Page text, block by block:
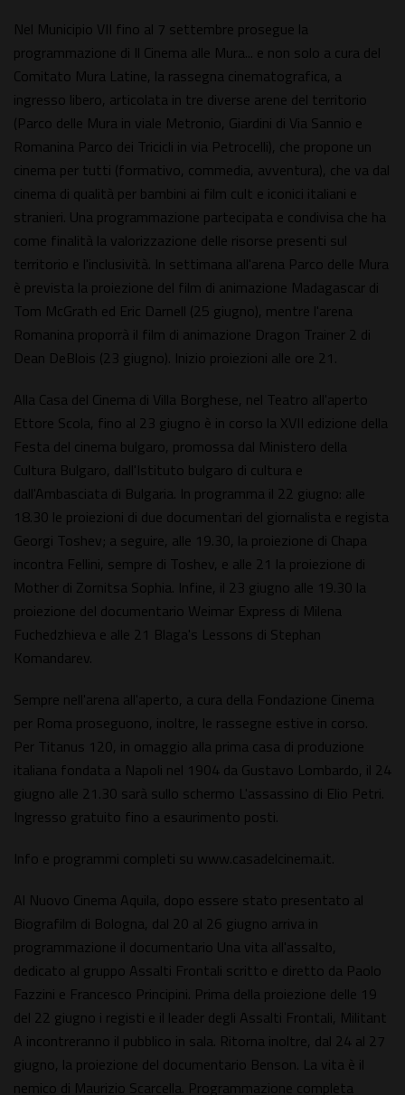
Nel Municipio VII fino al 7 settembre prosegue la
programmazione di Il Cinema alle Mura... e non solo a cura del
Comitato Mura Latine, la rassegna cinematografica, a
ingresso libero, articolata in tre diverse arene del territorio
(Parco delle Mura in viale Metronio, Giardini di Via Sannio e
Romanina Parco dei Tricicli in via Petrocelli), che propone un
cinema per tutti (formativo, commedia, avventura), che va dal
cinema di qualità per bambini ai film cult e iconici italiani e
stranieri. Una programmazione partecipata e condivisa che ha
come finalità la valorizzazione delle risorse presenti sul
territorio e l'inclusività. In settimana all'arena Parco delle Mura
è prevista la proiezione del film di animazione Madagascar di
Tom McGrath ed Eric Darnell (25 giugno), mentre l'arena
Romanina proporrà il film di animazione Dragon Trainer 2 di
Dean DeBlois (23 giugno). Inizio proiezioni alle ore 21.
Alla Casa del Cinema di Villa Borghese, nel Teatro all'aperto
Ettore Scola, fino al 23 giugno è in corso la XVII edizione della
Festa del cinema bulgaro, promossa dal Ministero della
Cultura Bulgaro, dall'Istituto bulgaro di cultura e
dall'Ambasciata di Bulgaria. In programma il 22 giugno: alle
18.30 le proiezioni di due documentari del giornalista e regista
Georgi Toshev; a seguire, alle 19.30, la proiezione di Chapa
incontra Fellini, sempre di Toshev, e alle 21 la proiezione di
Mother di Zornitsa Sophia. Infine, il 23 giugno alle 19.30 la
proiezione del documentario Weimar Express di Milena
Fuchedzhieva e alle 21 Blaga's Lessons di Stephan
Komandarev.
Sempre nell'arena all'aperto, a cura della Fondazione Cinema
per Roma proseguono, inoltre, le rassegne estive in corso.
Per Titanus 120, in omaggio alla prima casa di produzione
italiana fondata a Napoli nel 1904 da Gustavo Lombardo, il 24
giugno alle 21.30 sarà sullo schermo L'assassino di Elio Petri.
Ingresso gratuito fino a esaurimento posti.
Info e programmi completi su www.casadelcinema.it.
Al Nuovo Cinema Aquila, dopo essere stato presentato al
Biografilm di Bologna, dal 20 al 26 giugno arriva in
programmazione il documentario Una vita all'assalto,
dedicato al gruppo Assalti Frontali scritto e diretto da Paolo
Fazzini e Francesco Principini. Prima della proiezione delle 19
del 22 giugno i registi e il leader degli Assalti Frontali, Militant
A incontreranno il pubblico in sala. Ritorna inoltre, dal 24 al 27
giugno, la proiezione del documentario Benson. La vita è il
nemico di Maurizio Scarcella. Programmazione completa